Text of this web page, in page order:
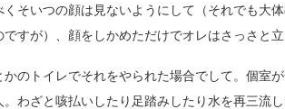
そいつの顔は見ないようにして（それでも大
すが）、顔をしかめただけでオレはさっさと立
のトイレでそれをやられた場合でして。個室
わざと咳払いしたり足踏みしたり水を再三流